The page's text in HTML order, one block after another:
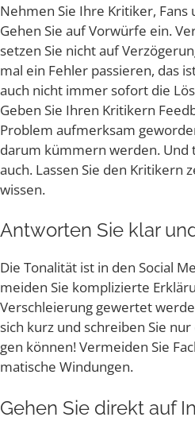
Neh­men Sie Ihre Kri­ti­ker, Fans
Gehen Sie auf Vor­wür­fe ein.
set­zen Sie nicht auf
mal ein Feh­ler pas­sie­ren, das
auch nicht immer sofort die
Geben Sie Ihren Kri­ti­kern
Pro­blem auf­merk­sam
dar­um küm­mern wer­den. Und
auch. Las­sen Sie den Kri­ti­kern
wissen.
Ant­wor­ten Sie klar
Die Tona­li­tät ist in den Social
mei­den Sie kom­pli­zier­te
Ver­schleie­rung gewer­tet
sich kurz und schrei­ben Sie
gen kön­nen! Ver­mei­den Sie
ma­ti­sche Windungen.
Gehen Sie direkt auf